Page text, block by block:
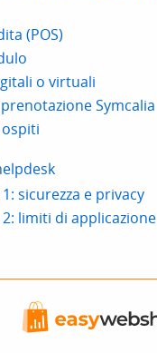
(POS)
o virtuali
Symcalia
sicurezza e privacy
limiti di applicazione